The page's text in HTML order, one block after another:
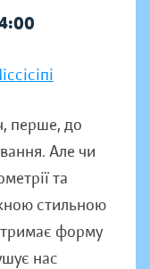
перше, до
Але чи
та
стильною
форму
нас